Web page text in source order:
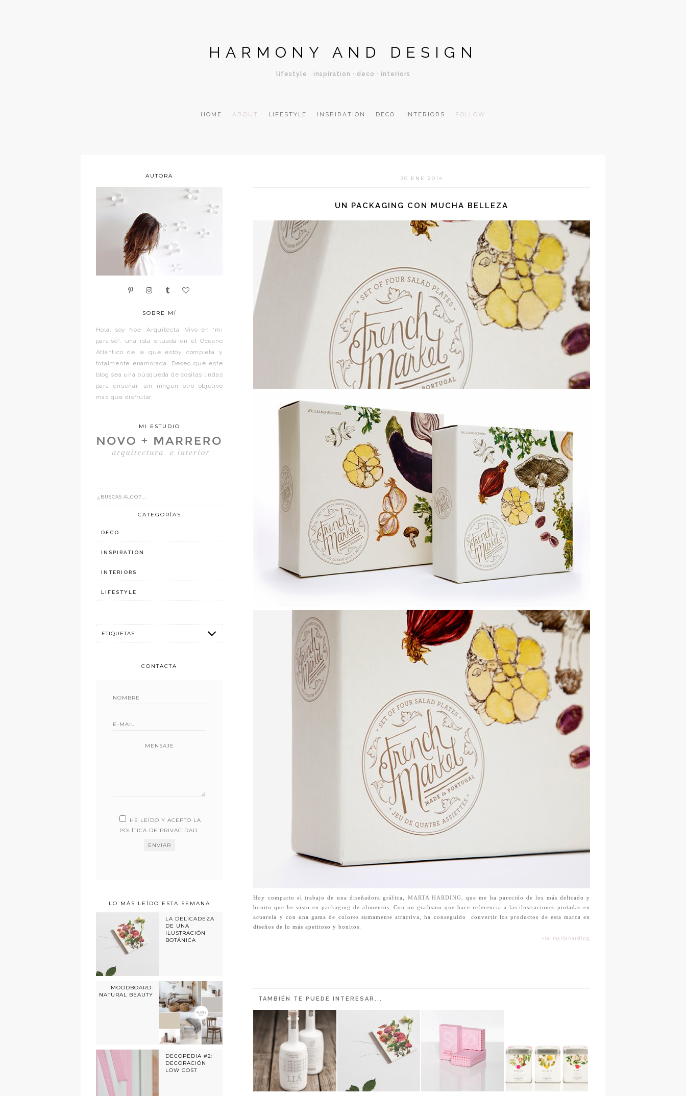
HARMONY AND DESIGN
lifestyle · inspiration · deco · interiors
HOME ABOUT LIFESTYLE INSPIRATION DECO INTERIORS FOLLOW
30 ENE 2014
UN PACKAGING CON MUCHA BELLEZA
Hoy comparto el trabajo de una diseñadora gráfica, MARTA HARDING,
que me ha parecido de los más delicado y
bonito que he visto en packaging de alimentos. Con un grafismo que hace referencia a las ilustraciones pintadas en
acuarela y con una gama de colores sumamente atractiva, ha conseguido
convertir los productos de esta marca en
diseños de lo más apetitoso y bonitos.
vía: martaharding
TAMBIÉN TE PUEDE INTERESAR...
AUTORA
SOBRE MÍ
Hola, soy Noe. Arquitecta. Vivo en “mi
paraíso”, una isla situada en el Océano
Atlántico de la que estoy completa y
totalmente enamorada. Deseo que este
blog sea una búsqueda de cositas lindas
para enseñar, sin ningún otro objetivo
más que disfrutar.
MI ESTUDIO
CATEGORÍAS
DECO
INSPIRATION
INTERIORS
LIFESTYLE
CONTACTA
MENSAJE
HE LEÍDO Y ACEPTO LA
POLÍTICA DE PRIVACIDAD.
LO MÁS LEÍDO ESTA SEMANA
LA DELICADEZA
DE UNA
ILUSTRACIÓN
BOTÁNICA
MOODBOARD:
NATURAL BEAUTY
DECOPEDIA #2:
DECORACIÓN
LOW COST